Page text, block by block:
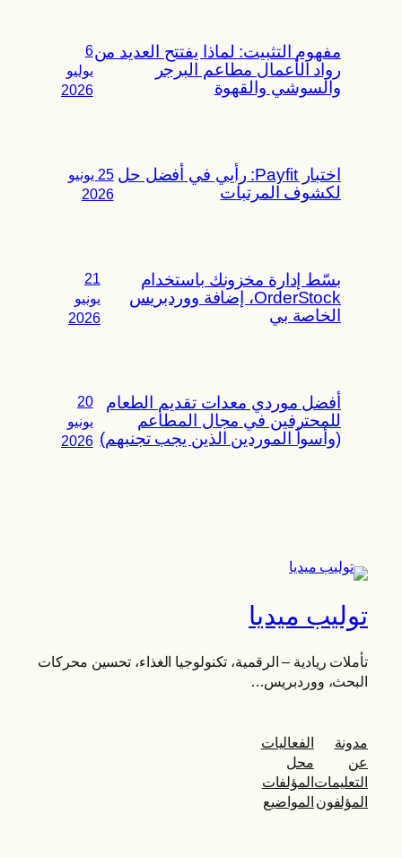
مفهوم التثبيت: لماذا يفتتح العديد من
رواد الأعمال مطاعم البرجر
والسوشي والقهوة
6
يوليو
2026
اختبار Payfit: رأيي في أفضل حل
لكشوف المرتبات
25 يونيو
2026
بسّط إدارة مخزونك باستخدام
OrderStock، إضافة ووردبريس
الخاصة بي
21
يونيو
2026
أفضل موردي معدات تقديم الطعام
للمحترفين في مجال المطاعم
(وأسوأ الموردين الذين يجب تجنبهم)
20
يونيو
2026
توليب ميديا
تأملات ريادية – الرقمية، تكنولوجيا الغذاء، تحسين محركات
البحث، ووردبريس…
مدونة
عن
التعليمات
المؤلفون
الفعاليات
محل
المؤلفات
المواضيع